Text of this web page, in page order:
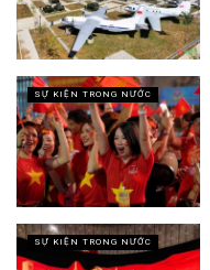
SỰ KIỆN TRONG NƯỚC
SỰ KIỆN TRONG NƯỚC